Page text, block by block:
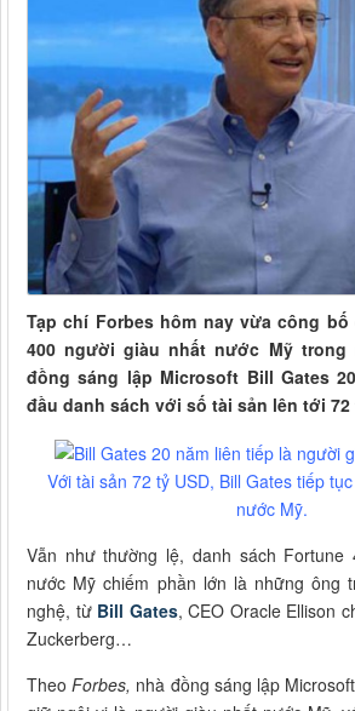
Tạp chí Forbes hôm nay vừa công
400 người giàu nhất nước Mỹ trong
đồng sáng lập Microsoft Bill Gates
đầu danh sách với số tài sản lên tới 72
Với tài sản 72 tỷ USD, Bill Gates tiếp
nước Mỹ.
Vẫn như thường lệ, danh sách Fortune
nước Mỹ chiếm phần lớn là những ông
nghệ, từ Bill Gates, CEO Oracle Ellison
Zuckerberg…
TheoForbes, nhà đồng sáng lập Microsoft